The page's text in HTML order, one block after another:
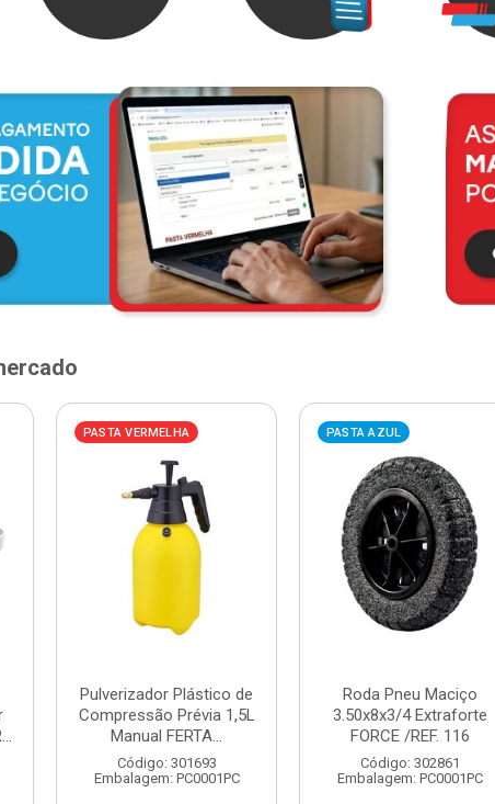
PASTA VERMELHA
Pulverizador Plástico de
Compressão Prévia 1,5L
Manual FERTA...
Código: 301693
Embalagem: PC0001PC
PASTA AZUL
Roda Pneu Maciço
3.50x8x3/4 Extraforte
FORCE /REF. 116
Código: 302861
Embalagem: PC0001PC